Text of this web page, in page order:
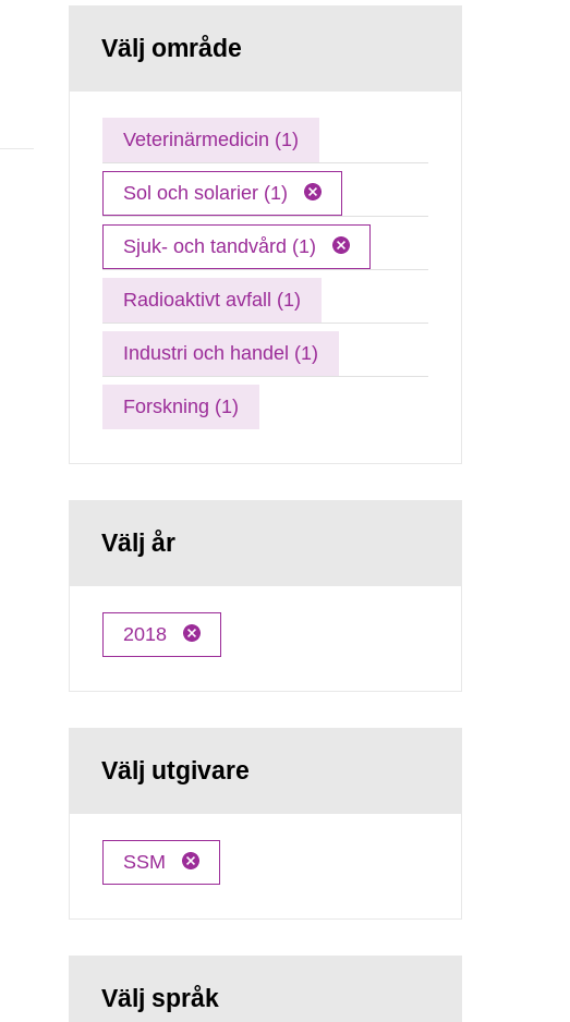
Välj område
Veterinärmedicin (1)
Sol och solarier (1)
Sjuk- och tandvård (1)
Radioaktivt avfall (1)
Industri och handel (1)
Forskning (1)
Välj år
2018
Välj utgivare
SSM
Välj språk